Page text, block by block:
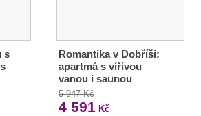
s
Romantika v Dobříši:
apartmá s vířivou
vanou i saunou
5 947 Kč
4 591 Kč